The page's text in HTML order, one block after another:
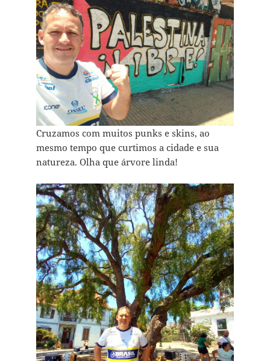
Cruzamos com muitos punks e skins, ao
mesmo tempo que curtimos a cidade e sua
natureza. Olha que árvore linda!